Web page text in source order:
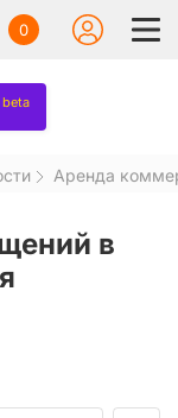
0
beta
Аренда
в